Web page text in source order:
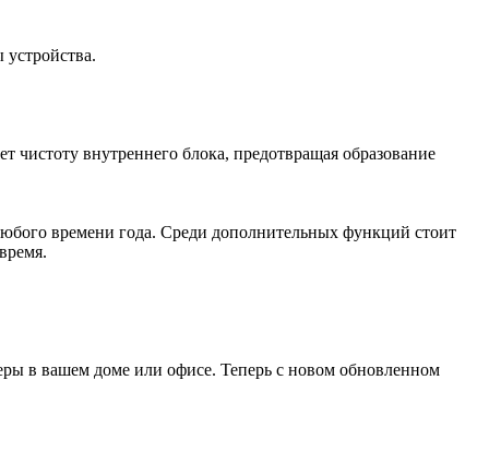
чистоту внутреннего блока, предотвращая образование
времени года. Среди дополнительных функций стоит
в вашем доме или офисе. Теперь с новом обновленном